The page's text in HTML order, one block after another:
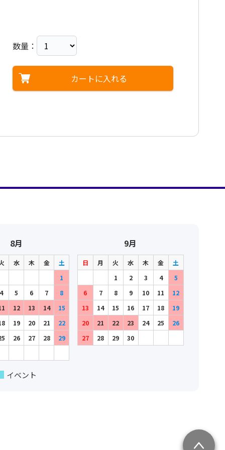
数量：
カートに入れる
8月
水 木 金
土
1
4
5 6 7
8
12 13 14
15
19 20 21
22
26 27 28 29
9月
日 月 火 水 木 金
土
1
2 3 4
5
6
7 8 9 10 11
12
13
14 15 16 17 18
19
20
21 22 23 24 25
26
27
28 29 30
イベント